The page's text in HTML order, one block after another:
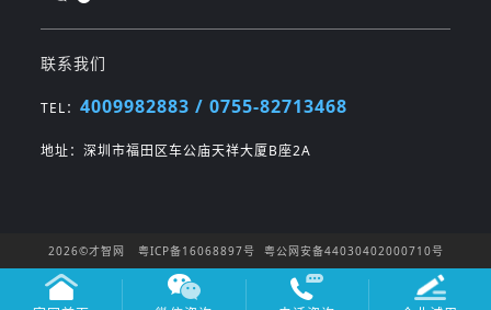
联系我们
TEL： 4009982883 / 0755-82713468
地址：深圳市福田区车公庙天祥大厦B座2A
2026©才智网 粤ICP备16068897号 粤公网安备44030402000710号